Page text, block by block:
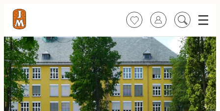
FavoritterLogg inn
Søk
innhold
Meny